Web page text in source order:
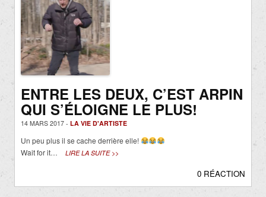
ENTRE LES DEUX, C’EST ARPIN
QUI S’ÉLOIGNE LE PLUS!
14 MARS 2017 - LA VIE D'ARTISTE
Un peu plus il se cache derrière elle!
Wait for it…
LIRE LA SUITE >>
0 RÉACTION